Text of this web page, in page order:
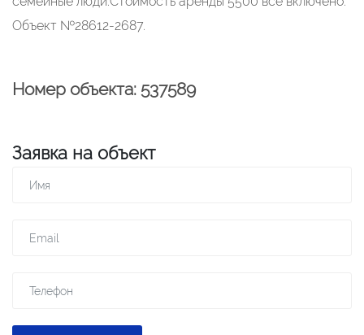
Объект №28612-2687.
Номер объекта: 537589
Заявка на объект